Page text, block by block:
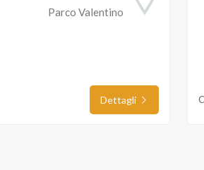
Parco Valentino
Dettagli